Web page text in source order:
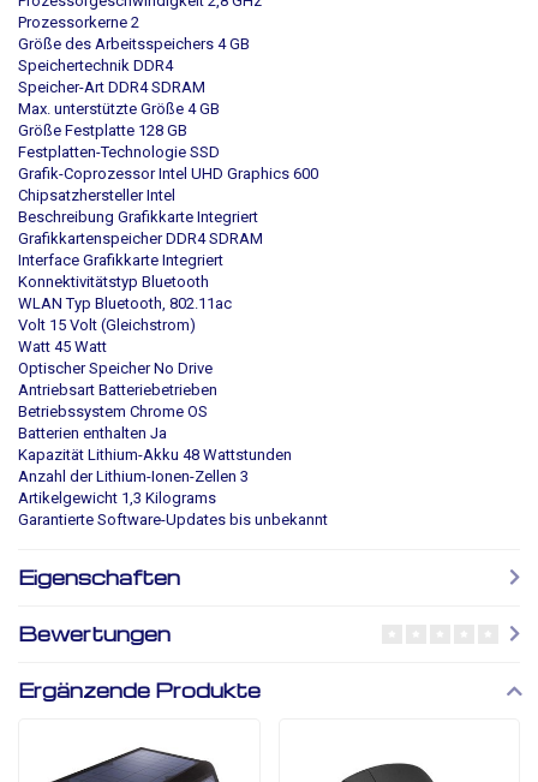
Prozessorkerne ‎2
Größe des Arbeitsspeichers ‎4 GB
Speichertechnik ‎DDR4
Speicher-Art ‎DDR4 SDRAM
Max. unterstützte Größe ‎4 GB
Größe Festplatte ‎128 GB
Festplatten-Technologie ‎SSD
Grafik-Coprozessor ‎Intel UHD Graphics 600
Chipsatzhersteller ‎Intel
Beschreibung Grafikkarte ‎Integriert
Grafikkartenspeicher ‎DDR4 SDRAM
Interface Grafikkarte ‎Integriert
Konnektivitätstyp ‎Bluetooth
WLAN Typ ‎Bluetooth, 802.11ac
Volt ‎15 Volt (Gleichstrom)
Watt ‎45 Watt
Optischer Speicher ‎No Drive
Antriebsart ‎Batteriebetrieben
Betriebssystem ‎Chrome OS
Batterien enthalten ‎Ja
Kapazität Lithium-Akku ‎48 Wattstunden
Anzahl der Lithium-Ionen-Zellen ‎3
Artikelgewicht ‎1,3 Kilograms
Garantierte Software-Updates bis ‎unbekannt
Eigenschaften
Bewertungen
Ergänzende Produkte